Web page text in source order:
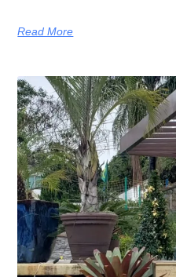
Read More